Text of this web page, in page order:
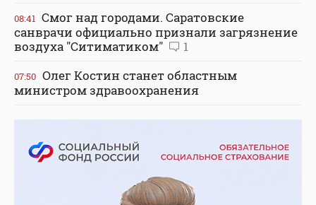
08:41 Смог над городами. Саратовские
санврачи официально признали загрязнение
воздуха "Ситиматиком"
1
07:50 Олег Костин станет областным
министром здравоохранения